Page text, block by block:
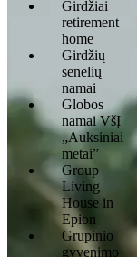
Girdžiai
retirement
home
Girdžių
senelių
namai
Globos
namai VšĮ
„Auksiniai
metai”
Group
Living
House in
Epion
Grupinio
gyvenimo